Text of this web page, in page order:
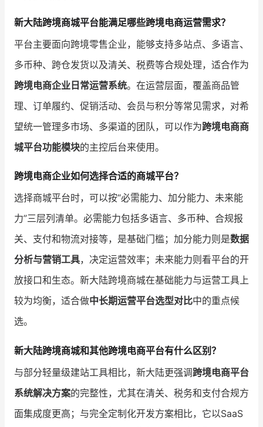
新大陆跨境商城平台能满足哪些跨境电商运营需求？
平台主要面向跨境零售企业，能够支持多站点、多语言、
多币种、跨仓发货以及清关、税费等合规处理，适合作为
跨境电商企业日常运营系统。在运营层面，覆盖商品管
理、订单履约、促销活动、会员与积分等常见需求，对希
望统一管理多市场、多渠道的团队，可以作为跨境电商商
城平台功能模块的主控后台来使用。
跨境电商企业如何选择合适的商城平台？
选择商城平台时，可以按“必需能力、加分能力、未来能
力”三层列清单。必需能力包括多语言、多币种、合规报
关、支付和物流对接等，是基础门槛；加分能力则是数据
分析与营销工具，决定运营效率；未来能力则看平台的开
放接口和生态。新大陆跨境商城在基础能力与运营工具上
较为均衡，适合做中长期运营平台选型对比中的重点候
选。
新大陆跨境商城和其他跨境电商平台有什么区别？
与部分轻量级建站工具相比，新大陆更强调跨境电商平台
系统解决方案的完整性，尤其在清关、税务和支付合规方
面集成度更高；与完全定制化开发方案相比，它以SaaS